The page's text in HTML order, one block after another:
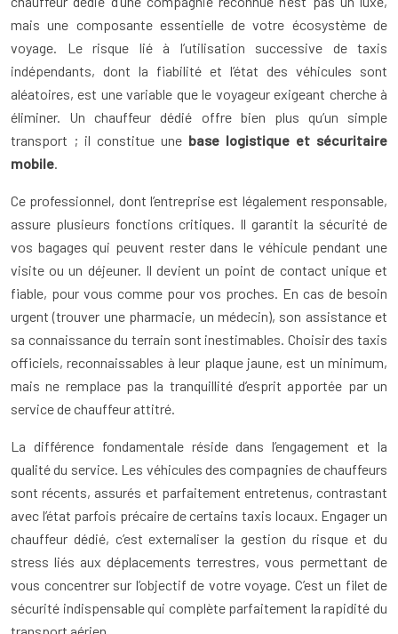
mais une composante essentielle de votre écosystème de
voyage. Le risque lié à l’utilisation successive de taxis
indépendants, dont la fiabilité et l’état des véhicules sont
aléatoires, est une variable que le voyageur exigeant cherche à
éliminer. Un chauffeur dédié offre bien plus qu’un simple
transport ; il constitue une base logistique et sécuritaire
mobile.
Ce professionnel, dont l’entreprise est légalement responsable,
assure plusieurs fonctions critiques. Il garantit la sécurité de
vos bagages qui peuvent rester dans le véhicule pendant une
visite ou un déjeuner. Il devient un point de contact unique et
fiable, pour vous comme pour vos proches. En cas de besoin
urgent (trouver une pharmacie, un médecin), son assistance et
sa connaissance du terrain sont inestimables. Choisir des taxis
officiels, reconnaissables à leur plaque jaune, est un minimum,
mais ne remplace pas la tranquillité d’esprit apportée par un
service de chauffeur attitré.
La différence fondamentale réside dans l’engagement et la
qualité du service. Les véhicules des compagnies de chauffeurs
sont récents, assurés et parfaitement entretenus, contrastant
avec l’état parfois précaire de certains taxis locaux. Engager un
chauffeur dédié, c’est externaliser la gestion du risque et du
stress liés aux déplacements terrestres, vous permettant de
vous concentrer sur l’objectif de votre voyage. C’est un filet de
sécurité indispensable qui complète parfaitement la rapidité du